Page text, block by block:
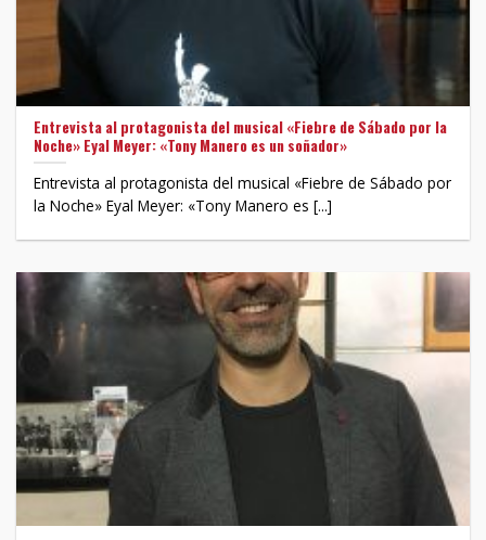
Entrevista al protagonista del musical «Fiebre de Sábado por la
Noche» Eyal Meyer: «Tony Manero es un soñador»
Entrevista al protagonista del musical «Fiebre de Sábado por
la Noche» Eyal Meyer: «Tony Manero es [...]